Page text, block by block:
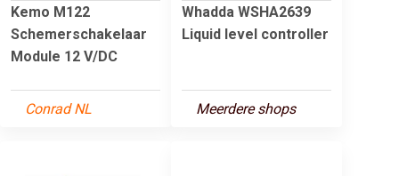
Kemo M122
Schemerschakelaar
Module 12 V/DC
Conrad NL
Whadda WSHA2639
Liquid level controller
Meerdere shops